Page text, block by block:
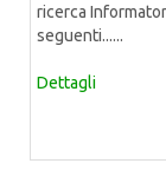
ricerca
seguenti......
Dettagli